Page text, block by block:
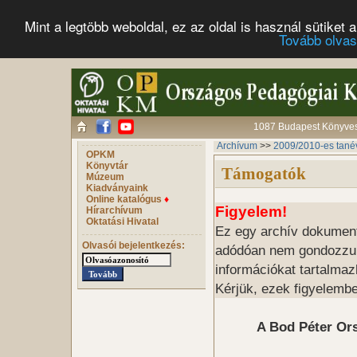
Mint a legtöbb weboldal, ez az oldal is használ sütiket
Tovább
1087 Budapest
OPKM
Könyvtár
Múzeum
Kiadványaink
Online katalógus ♦
Hírarchívum
Oktatási Hivatal
Olvasói bejelentkezés:
Archívum >> 2009/2010-es
Támogatók
Figyelem!
Ez egy archív
adódóan nem
információkat
Kérjük, ezek
A Bod Péter